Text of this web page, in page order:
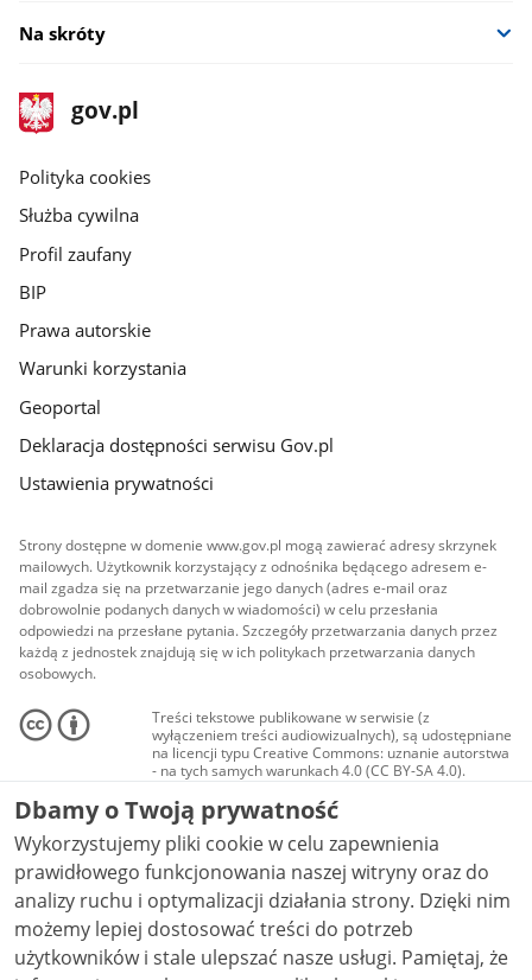
Na skróty
stopka
gov.pl
Strona
gov.pl
gov.pl
Polityka cookies
Służba cywilna
Profil zaufany
BIP
Prawa autorskie
Warunki korzystania
Geoportal
Deklaracja dostępności serwisu Gov.pl
Ustawienia prywatności
Strony dostępne w domenie www.gov.pl mogą zawierać adresy skrzynek
mailowych. Użytkownik korzystający z odnośnika będącego adresem e-
mail zgadza się na przetwarzanie jego danych (adres e-mail oraz
dobrowolnie podanych danych w wiadomości) w celu przesłania
odpowiedzi na przesłane pytania. Szczegóły przetwarzania danych przez
każdą z jednostek znajdują się w ich politykach przetwarzania danych
osobowych.
Treści tekstowe publikowane w serwisie (z
wyłączeniem treści audiowizualnych), są udostępniane
na licencji typu Creative Commons: uznanie autorstwa
- na tych samych warunkach 4.0 (CC BY-SA 4.0).
Materiały audiowizualne, w tym zdjęcia, materiały
audio i wideo, są udostępniane na licencji typu
Creative Commons: uznanie autorstwa użycie
niekomercyjne - bez utworów zależnych 4.0 (CC BY-
NC-ND 4.0), o ile nie jest to stwierdzone inaczej.
Dbamy o Twoją prywatność
Wykorzystujemy pliki cookie w celu zapewnienia
prawidłowego funkcjonowania naszej witryny oraz do
analizy ruchu i optymalizacji działania strony. Dzięki nim
możemy lepiej dostosować treści do potrzeb
użytkowników i stale ulepszać nasze usługi. Pamiętaj, że